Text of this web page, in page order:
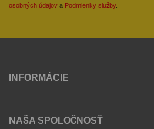
osobných údajov a Podmienky služby.
INFORMÁCIE
NAŠA SPOLOČNOSŤ